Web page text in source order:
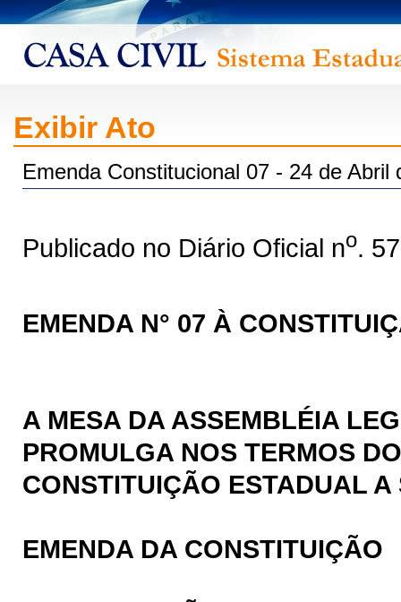
Exibir Ato
Emenda Constitucional 07 - 24 de Abril
Publicado no Diário Oficial no.
EMENDA N° 07 À
A MESA DA ASSEMBLÉIA
PROMULGA NOS TERMOS
CONSTITUIÇÃO ESTADUAL A
EMENDA DA CONSTITUIÇÃO